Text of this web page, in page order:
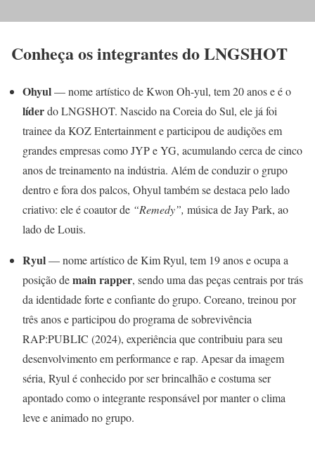
Conheça os integrantes do LNGSHOT
Ohyul— nome artístico de Kwon Oh-yul, tem 20 anos e é o
líderdo LNGSHOT. Nascido na Coreia do Sul, ele já foi
trainee da KOZ Entertainment e participou de audições em
grandes empresas como JYP e YG, acumulando cerca de cinco
anos de treinamento na indústria. Além de conduzir o grupo
dentro e fora dos palcos, Ohyul também se destaca pelo lado
criativo: ele é coautor de “Remedy”, música de Jay Park, ao
lado de Louis.
Ryul— nome artístico de Kim Ryul, tem 19 anos e ocupa a
posição demain rapper, sendo uma das peças centrais por trás
da identidade forte e confiante do grupo. Coreano, treinou por
três anos e participou do programa de sobrevivência
RAP:PUBLIC (2024), experiência que contribuiu para seu
desenvolvimento em performance e rap. Apesar da imagem
séria, Ryul é conhecido por ser brincalhão e costuma ser
apontado como o integrante responsável por manter o clima
leve e animado no grupo.